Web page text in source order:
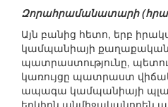
Զորահրամանատարի
Այն բանից հետո, երբ
կամպանիայի
պատրաստությունը,
կառույցը պատրաստ
ապագա կամպանիայի